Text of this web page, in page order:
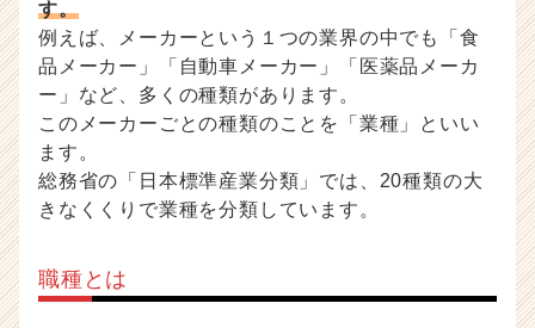
す。
例えば、メーカーという１つの業界の中でも「食
品メーカー」「自動車メーカー」「医薬品メーカ
ー」など、多くの種類があります。
このメーカーごとの種類のことを「業種」といい
ます。
総務省の「日本標準産業分類」では、20種類の大
きなくくりで業種を分類しています。
職種とは